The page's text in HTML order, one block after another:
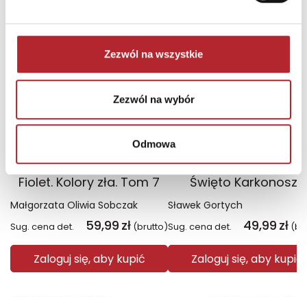
Zezwól na wszystkie
Zezwól na wybór
Odmowa
Wyłączność
Fiolet. Kolory zła. Tom 7
Małgorzata Oliwia Sobczak
Sug. cena det. 59,99 zł (brutto)
Zaloguj się, aby kupić
Wyłączność
Święto Karkonoszy
Sławek Gortych
Sug. cena det. 49,99 zł
Zaloguj się, aby kupić